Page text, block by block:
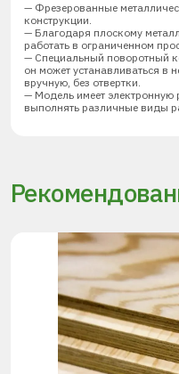
— Фрезерованные
конструкции.
— Благодаря плоскому
работать в ограниченном
— Специальный поворотный
он может устанавливаться в
вручную, без отвертки.
— Модель имеет электронную
выполнять различные виды